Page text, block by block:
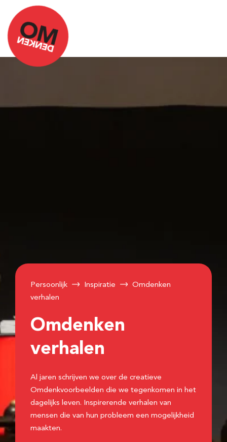
Persoonlijk Inspiratie
Omdenken
verhalen
Omdenken
verhalen
Al jaren schrijven we over de creatieve
Omdenkvoorbeelden die we tegenkomen in het
dagelijks leven. Inspirerende verhalen van
mensen die van hun probleem een mogelijkheid
maakten.